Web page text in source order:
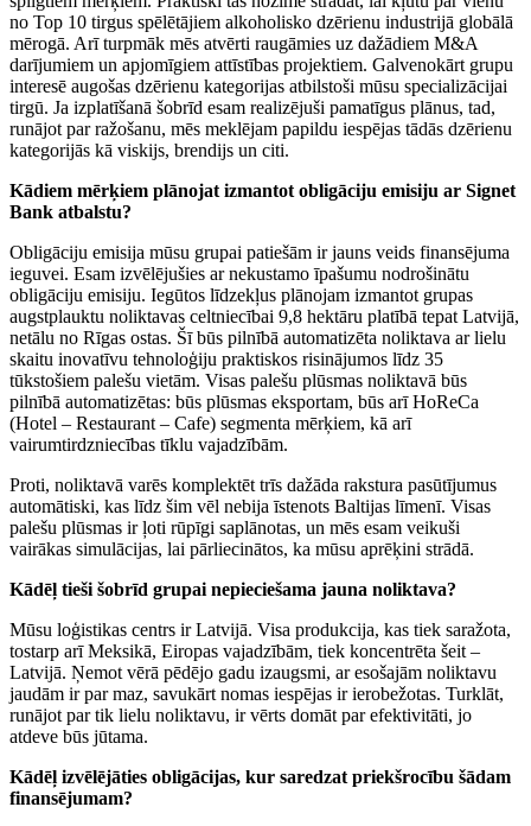
no Top 10 tirgus spēlētājiem alkoholisko dzērienu industrijā globālā
mērogā. Arī turpmāk mēs atvērti raugāmies uz dažādiem M&A
darījumiem un apjomīgiem attīstības projektiem. Galvenokārt grupu
interesē augošas dzērienu kategorijas atbilstoši mūsu specializācijai
tirgū. Ja izplatīšanā šobrīd esam realizējuši pamatīgus plānus, tad,
runājot par ražošanu, mēs meklējam papildu iespējas tādās dzērienu
kategorijās kā viskijs, brendijs un citi.
Kādiem mērķiem plānojat izmantot obligāciju emisiju ar Signet
Bank atbalstu?
Obligāciju emisija mūsu grupai patiešām ir jauns veids finansējuma
ieguvei. Esam izvēlējušies ar nekustamo īpašumu nodrošinātu
obligāciju emisiju. Iegūtos līdzekļus plānojam izmantot grupas
augstplauktu noliktavas celtniecībai 9,8 hektāru platībā tepat Latvijā,
netālu no Rīgas ostas. Šī būs pilnībā automatizēta noliktava ar lielu
skaitu inovatīvu tehnoloģiju praktiskos risinājumos līdz 35
tūkstošiem palešu vietām. Visas palešu plūsmas noliktavā būs
pilnībā automatizētas: būs plūsmas eksportam, būs arī HoReCa
(Hotel – Restaurant – Cafe) segmenta mērķiem, kā arī
vairumtirdzniecības tīklu vajadzībām.
Proti, noliktavā varēs komplektēt trīs dažāda rakstura pasūtījumus
automātiski, kas līdz šim vēl nebija īstenots Baltijas līmenī. Visas
palešu plūsmas ir ļoti rūpīgi saplānotas, un mēs esam veikuši
vairākas simulācijas, lai pārliecinātos, ka mūsu aprēķini strādā.
Kādēļ tieši šobrīd grupai nepieciešama jauna noliktava?
Mūsu loģistikas centrs ir Latvijā. Visa produkcija, kas tiek saražota,
tostarp arī Meksikā, Eiropas vajadzībām, tiek koncentrēta šeit –
Latvijā. Ņemot vērā pēdējo gadu izaugsmi, ar esošajām noliktavu
jaudām ir par maz, savukārt nomas iespējas ir ierobežotas. Turklāt,
runājot par tik lielu noliktavu, ir vērts domāt par efektivitāti, jo
atdeve būs jūtama.
Kādēļ izvēlējāties obligācijas, kur saredzat priekšrocību šādam
finansējumam?